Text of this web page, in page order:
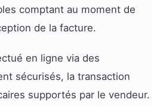
comptant au moment de
de la facture.
en ligne via des
sécurisés, la transaction
supportés par le vendeur.